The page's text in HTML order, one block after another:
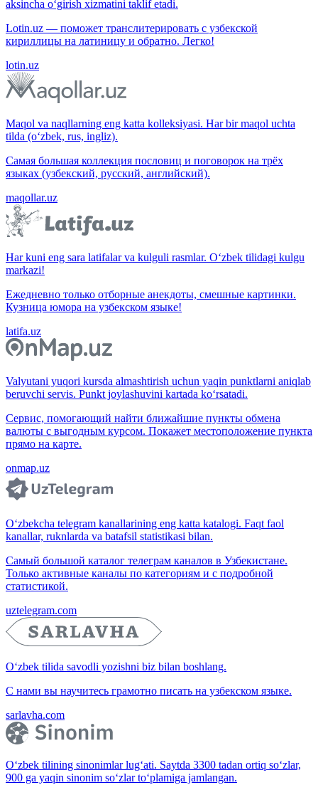
aksincha o‘girish xizmatini taklif etadi.
Lotin.uz — поможет транслитерировать с узбекской
кириллицы на латиницу и обратно. Легко!
lotin.uz
Maqol va naqllarning eng katta kolleksiyasi. Har bir maqol uchta
tilda (o‘zbek, rus, ingliz).
Самая большая коллекция пословиц и поговорок на трёх
языках (узбекский, русский, английский).
maqollar.uz
Har kuni eng sara latifalar va kulguli rasmlar. O‘zbek tilidagi kulgu
markazi!
Ежедневно только отборные анекдоты, смешные картинки.
Кузница юмора на узбекском языке!
latifa.uz
Valyutani yuqori kursda almashtirish uchun yaqin punktlarni aniqlab
beruvchi servis. Punkt joylashuvini kartada ko‘rsatadi.
Сервис, помогающий найти ближайшие пункты обмена
валюты с выгодным курсом. Покажет местоположение пункта
прямо на карте.
onmap.uz
O‘zbekcha telegram kanallarining eng katta katalogi. Faqt faol
kanallar, ruknlarda va batafsil statistikasi bilan.
Самый большой каталог телеграм каналов в Узбекистане.
Только активные каналы по категориям и с подробной
статистикой.
uztelegram.com
O‘zbek tilida savodli yozishni biz bilan boshlang.
С нами вы научитесь грамотно писать на узбекском языке.
sarlavha.com
O‘zbek tilining sinonimlar lug‘ati. Saytda 3300 tadan ortiq so‘zlar,
900 ga yaqin sinonim so‘zlar to‘plamiga jamlangan.